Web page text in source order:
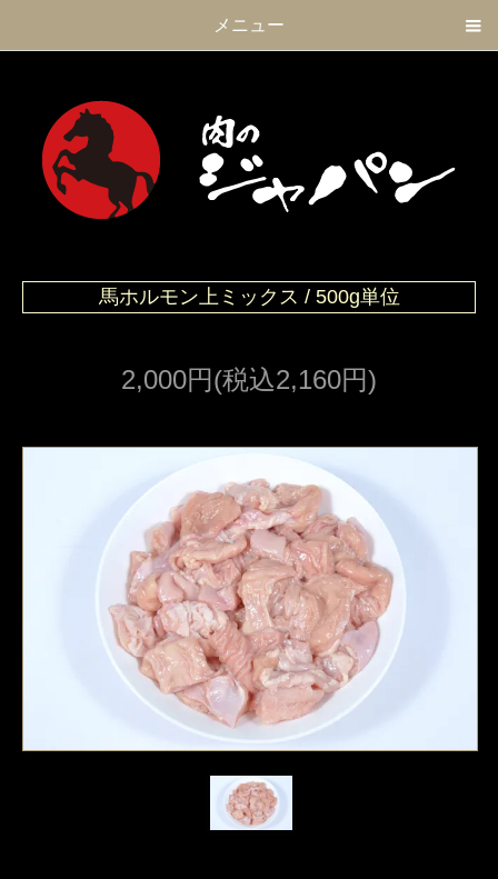
メニュー
馬ホルモン上ミックス / 500g単位
2,000円(税込2,160円)